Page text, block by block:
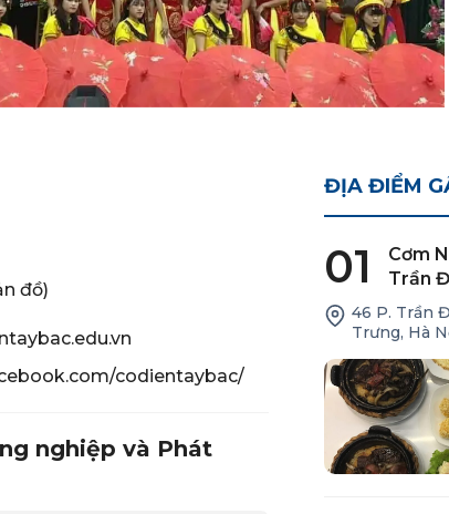
đồ)
codientaybac/
nghiệp và Phát
ĐỊA ĐIỂM
01
Cơm
Trần
46 P. Trần
Trưng, Hà